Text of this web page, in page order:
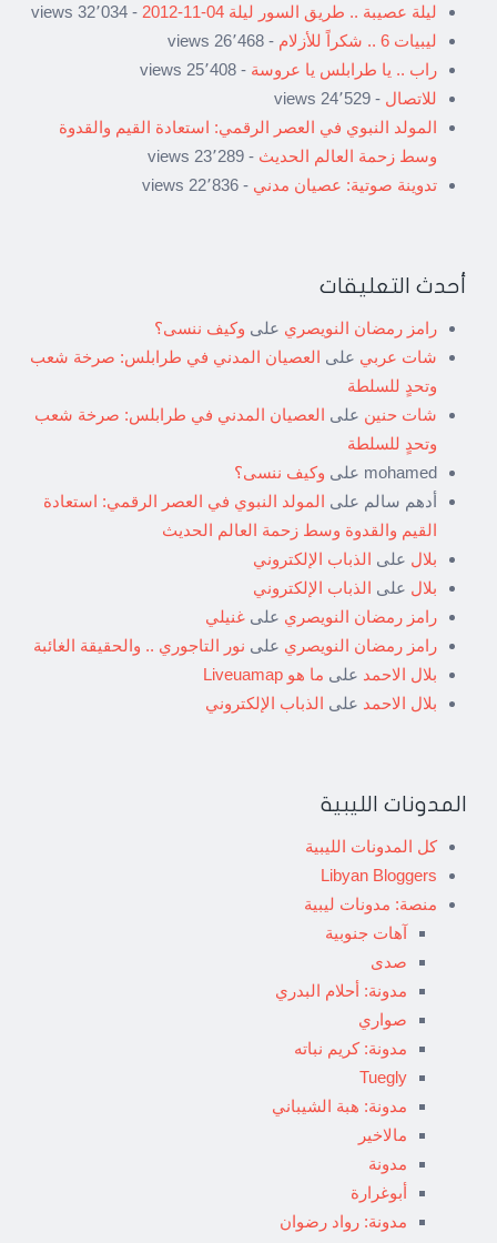
ليلة عصيبة .. طريق السور ليلة 04-11-2012
- 32٬034 views
ليبيات 6 .. شكراً للأزلام
- 26٬468 views
راب .. يا طرابلس يا عروسة - 25٬408 views
للاتصال - 24٬529 views
المولد النبوي في العصر الرقمي: استعادة القيم والقدوة
وسط زحمة العالم الحديث - 23٬289 views
تدوينة صوتية: عصيان مدني - 22٬836 views
أحدث التعليقات
رامز رمضان النويصري على وكيف ننسى؟
شات عربي على العصيان المدني في طرابلس: صرخة شعب
وتحدٍ للسلطة
شات حنين على العصيان المدني في طرابلس: صرخة شعب
وتحدٍ للسلطة
mohamed على وكيف ننسى؟
أدهم سالم على المولد النبوي في العصر الرقمي: استعادة
القيم والقدوة وسط زحمة العالم الحديث
بلال على الذباب الإلكتروني
بلال على الذباب الإلكتروني
رامز رمضان النويصري على غنيلي
رامز رمضان النويصري على نور التاجوري .. والحقيقة الغائبة
بلال الاحمد على ما هو Liveuamap
بلال الاحمد على الذباب الإلكتروني
المدونات الليبية
كل المدونات الليبية
Libyan Bloggers
منصة: مدونات ليبية
آهات جنوبية
صدى
مدونة: أحلام البدري
صواري
مدونة: كريم نباته
Tuegly
مدونة: هبة الشيباني
مالاخير
مدونة
أبوغرارة
مدونة: رواد رضوان